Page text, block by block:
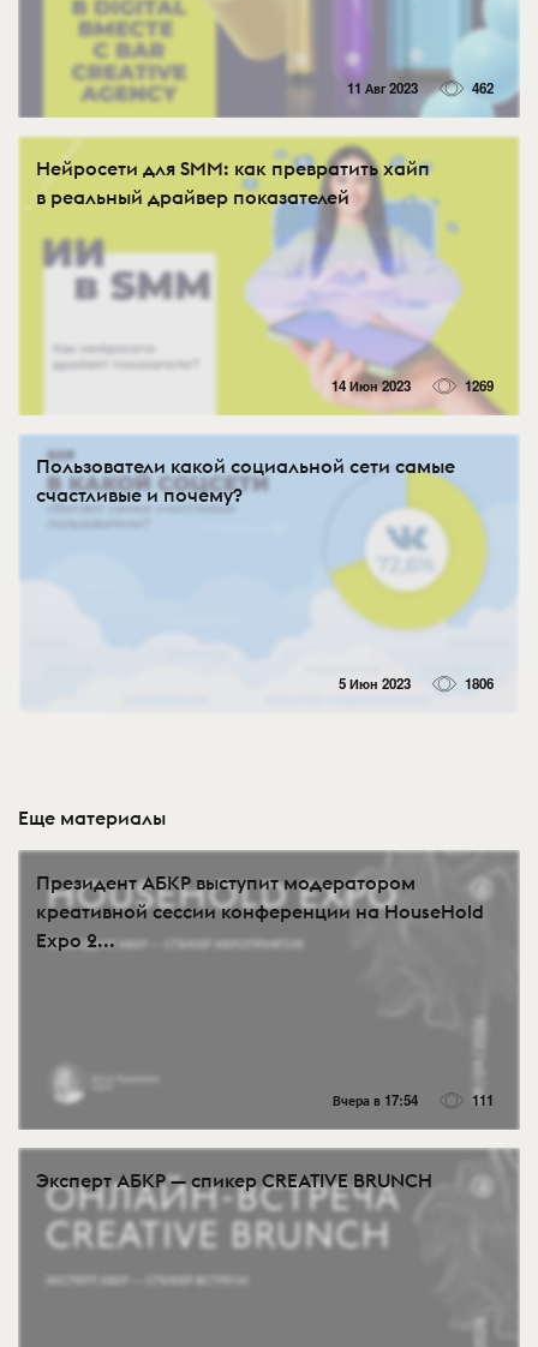
11 Авг 2023 462
Нейросети для SMM: как превратить хайп
в реальный драйвер показателей
14 Июн 2023 1269
Пользователи какой социальной сети самые
счастливые и почему?
5 Июн 2023 1806
Еще материалы
Президент АБКР выступит модератором
креативной сессии конференции на HouseHold
Expo 2...
Вчера в 17:54 111
Эксперт АБКР — спикер CREATIVE BRUNCH